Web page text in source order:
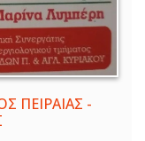
ΠΕΙΡΑΙΑΣ -